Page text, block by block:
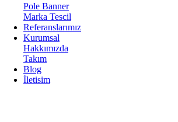
Pole Banner
Marka Tescil
Referanslarımız
Kurumsal
Hakkımızda
Takım
Blog
İletisim